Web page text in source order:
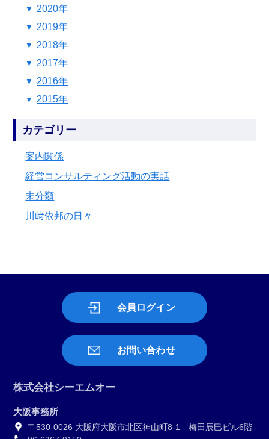
2020年
2019年
2018年
2017年
2016年
2015年
カテゴリー
案内関係
経営コンサルティング活動の実話
未分類
川﨑依邦の日々
会員ログイン
お問い合わせ
株式会社シーエムオー
大阪事務所
〒530-0026 大阪府大阪市北区神山町8-1 梅田辰巳ビル6階